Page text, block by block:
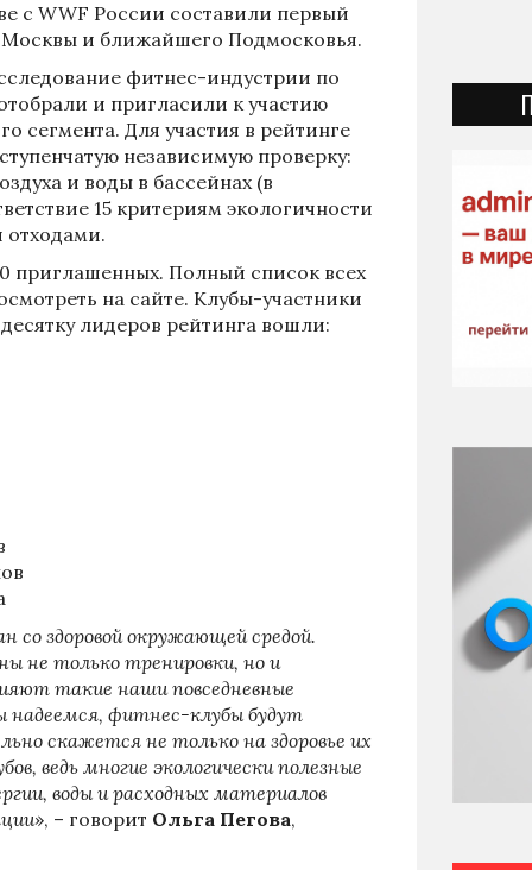
с WWF России составили первый
и ближайшего Подмосковья.
фитнес-индустрии по
и пригласили к участию
сегмента. Для участия в рейтинге
независимую проверку:
и воды в бассейнах (в
15 критериям экологичности
отходами.
приглашенных. Полный список всех
на сайте. Клубы-участники
лидеров рейтинга вошли:
со здоровой окружающей средой.
не только тренировки, но и
такие наши повседневные
надеемся, фитнес-клубы будут
скажется не только на здоровье их
ведь многие экологически полезные
воды и расходных материалов
», – говорит Ольга Пегова,